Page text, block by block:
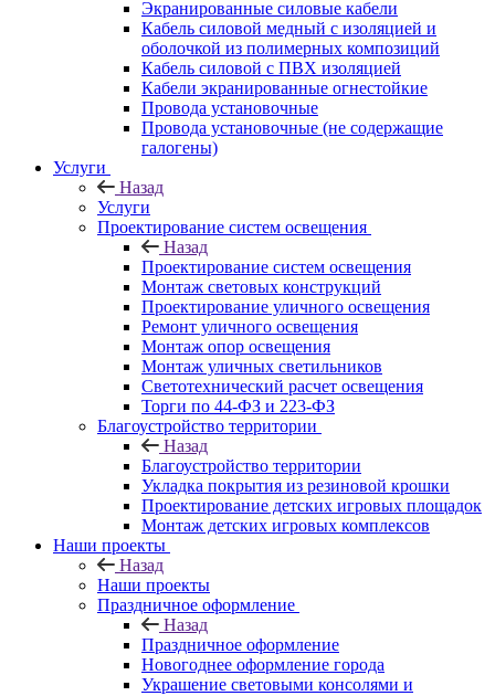
Экранированные силовые кабели
Кабель силовой медный с изоляцией и
оболочкой из полимерных композиций
Кабель силовой с ПВХ изоляцией
Кабели экранированные огнестойкие
Провода установочные
Провода установочные (не содержащие
галогены)
Услуги
Назад
Услуги
Проектирование систем освещения
Назад
Проектирование систем освещения
Монтаж световых конструкций
Проектирование уличного освещения
Ремонт уличного освещения
Монтаж опор освещения
Монтаж уличных светильников
Светотехнический расчет освещения
Торги по 44-ФЗ и 223-ФЗ
Благоустройство территории
Назад
Благоустройство территории
Укладка покрытия из резиновой крошки
Проектирование детских игровых площадок
Монтаж детских игровых комплексов
Наши проекты
Назад
Наши проекты
Праздничное оформление
Назад
Праздничное оформление
Новогоднее оформление города
Украшение световыми консолями и